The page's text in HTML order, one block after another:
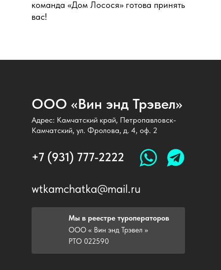
команда «Дом Лосося» готова принять
вас!
ООО «Вин энд Трэвел»
Адрес: Камчатский край, Петропавловск-
Камчатский, ул. Фролова, д. 4, оф. 2
wtkamchatka@mail.ru
+7 (931) 777-2222
Мы в реестре туроператоров
ООО « Вин энд Трэвел »
РТО 022590